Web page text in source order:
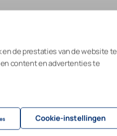
de prestaties van de website te
content en advertenties te
Cookie-instellingen